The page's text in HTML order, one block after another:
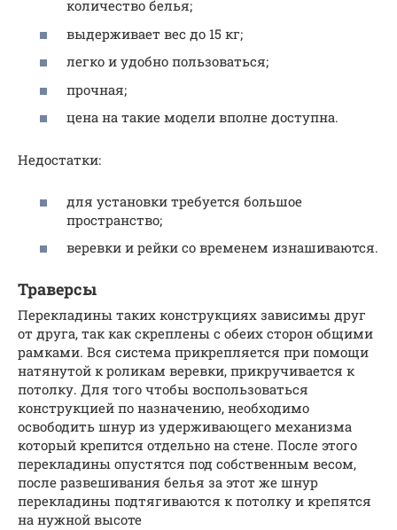
количество белья;
выдерживает вес до 15 кг;
легко и удобно пользоваться;
прочная;
цена на такие модели вполне доступна.
Недостатки:
для установки требуется большое
пространство;
веревки и рейки со временем изнашиваются.
Траверсы
Перекладины таких конструкциях зависимы друг
от друга, так как скреплены с обеих сторон общими
рамками. Вся система прикрепляется при помощи
натянутой к роликам веревки, прикручивается к
потолку. Для того чтобы воспользоваться
конструкцией по назначению, необходимо
освободить шнур из удерживающего механизма
который крепится отдельно на стене. После этого
перекладины опустятся под собственным весом,
после развешивания белья за этот же шнур
перекладины подтягиваются к потолку и крепятся
на нужной высоте